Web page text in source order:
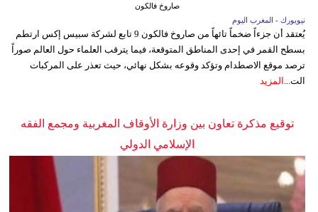
صاروخ فالكون
نيويورك - المغرب اليوم
يُعتقد أن جزءاً ضخماً تائهاً من صاروخ فالكون 9 تابع لشركة سبيس إكس ارتطم
بسطح القمر في إحدى المناطق المتوقعة، فيما يترقب العلماء حول العالم صوراً
ترصد موقع الاصطدام وتؤكد وقوعه بشكل نهائي، حيث تعذر على المركبات
الت...
المزيد
توقيع مذكرة تعاون بين وزارة الأوقاف المغربية ومجمع الفقه
الإسلامي الدولي